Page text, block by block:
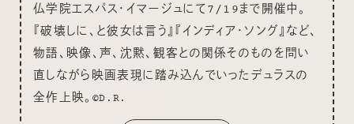
仏学院エスパス・イマージュにて7/19まで開催中。
『破壊しに、と彼女は言う』『インディア・ソング』など、
物語、映像、声、沈黙、観客との関係そのものを問い
直しながら映画表現に踏み込んでいったデュラスの
全作上映。 ©D.R.